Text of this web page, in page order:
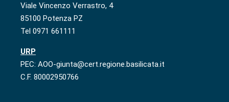
Viale Vincenzo Verrastro, 4
85100 Potenza PZ
Tel 0971 661111
URP
PEC: AOO-giunta@cert.regione.basilicata.it
C.F. 80002950766